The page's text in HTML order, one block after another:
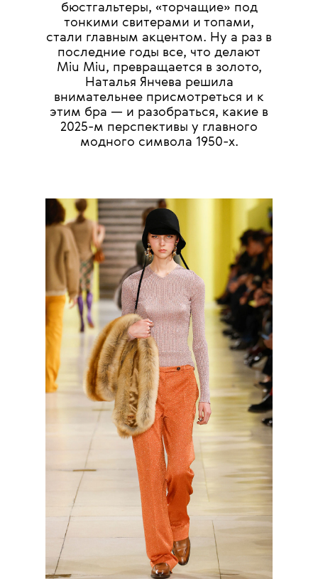
бюстгальтеры, «торчащие» под
тонкими свитерами и топами,
стали главным акцентом. Ну а раз в
последние годы все, что делают
Miu Miu, превращается в золото,
Наталья Янчева решила
внимательнее присмотреться и к
этим бра — и разобраться, какие в
2025-м перспективы у главного
модного символа 1950-х.